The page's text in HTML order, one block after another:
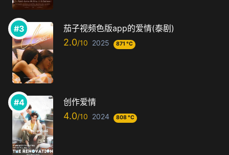
茄子视频色版app的爱情(泰剧)
2.0 2025 871 °C
创作爱情
4.0 2024 808 °C